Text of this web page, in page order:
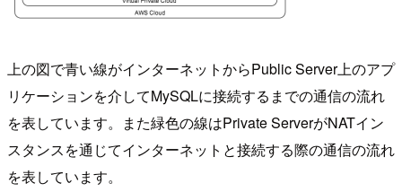
上の図で青い線がインターネットからPublic Server上のアプ
リケーションを介してMySQLに接続するまでの通信の流れ
を表しています。また緑色の線はPrivate ServerがNATイン
スタンスを通じてインターネットと接続する際の通信の流れ
を表しています。